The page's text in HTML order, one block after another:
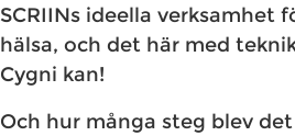
SCRIINs ideella verksamhet
hälsa, och det här med
Cygni kan!
​Och hur många steg blev